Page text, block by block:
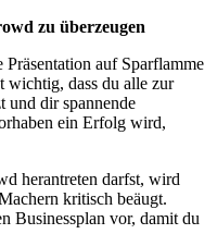
zu überzeugen
auf Sparflamme
wichtig, dass du alle zur
und dir spannende
ein Erfolg wird,
herantreten darfst, wird
kritisch beäugt.
Businessplan vor, damit du